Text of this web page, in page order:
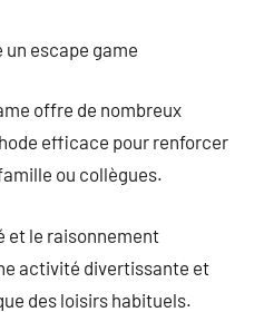
escape game
offre de nombreux
efficace pour renforcer
ou collègues.
et le raisonnement
activité divertissante et
des loisirs habituels.